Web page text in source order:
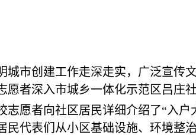
城市创建工作走深走实，广泛宣传
愿者深入市城乡一体化示范区吕庄
志愿者向社区居民详细介绍了“入
民代表们从小区基础设施、环境整